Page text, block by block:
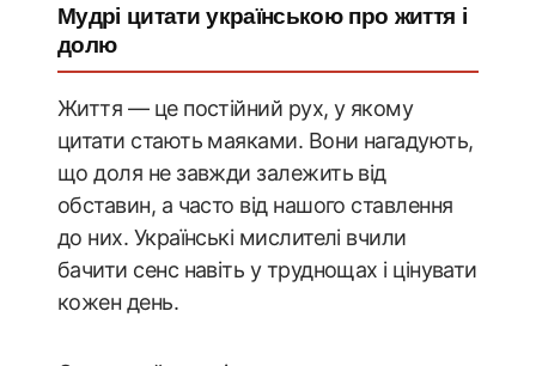
Мудрі цитати українською про життя і
долю
Життя — це постійний рух, у якому
цитати стають маяками. Вони нагадують,
що доля не завжди залежить від
обставин, а часто від нашого ставлення
до них. Українські мислителі вчили
бачити сенс навіть у труднощах і цінувати
кожен день.